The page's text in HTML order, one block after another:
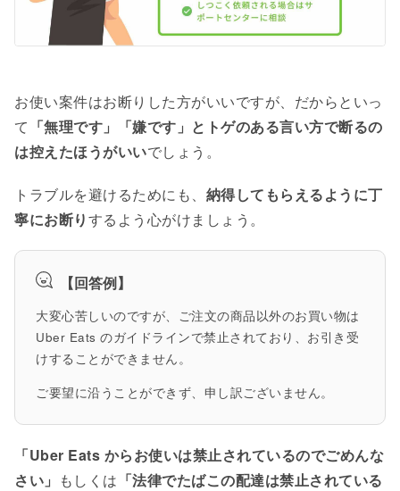
お使い案件はお断りした方がいいですが、だからといっ
て 「無理です」「嫌です」とトゲのある言い方で断るの
は控えたほうがいいでしょう。
トラブルを避けるためにも、 納得してもらえるように丁
寧にお断りするよう心がけましょう。
【回答例】
大変心苦しいのですが、ご注文の商品以外のお買い物は
Uber Eats のガイドラインで禁止されており、お引き受
けすることができません。
ご要望に沿うことができず、申し訳ございません。
「Uber Eats からお使いは禁止されているのでごめんな
さい」 もしくは 「法律でたばこの配達は禁止されている